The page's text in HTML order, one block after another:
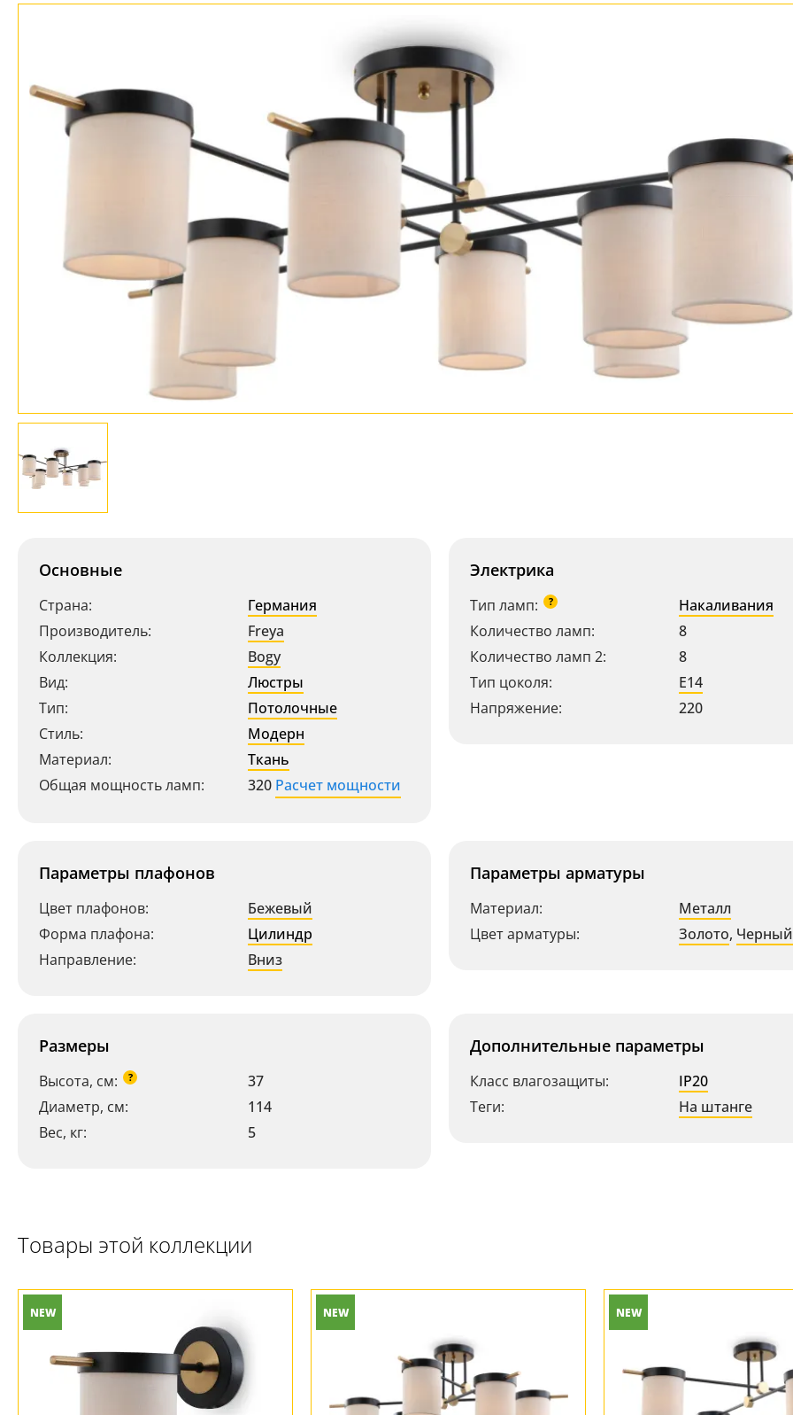
Бренды
Черные
Основные
Страна:
Германия
Производитель:
Freya
Коллекция:
Bogy
Вид:
Люстры
Тип:
Потолочные
Стиль:
Модерн
Материал:
Ткань
Общая мощность ламп:
320 Расчет мощности
Электрика
Тип ламп: ?
Накаливания
Количество ламп:
8
Количество ламп 2:
8
Тип цоколя:
E14
Напряжение:
220
Параметры плафонов
Цвет плафонов:
Бежевый
Форма плафона:
Цилиндр
Направление:
Вниз
Параметры арматуры
Материал:
Металл
Цвет арматуры:
Золото, Черный
Размеры
Высота, см: ?
37
Диаметр, см:
114
Вес, кг:
5
Дополнительные параметры
Класс влагозащиты:
IP20
Теги:
На штанге
Товары этой коллекции
NEW NEW NEW